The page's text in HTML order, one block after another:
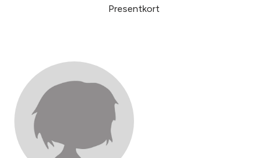
Presentkort